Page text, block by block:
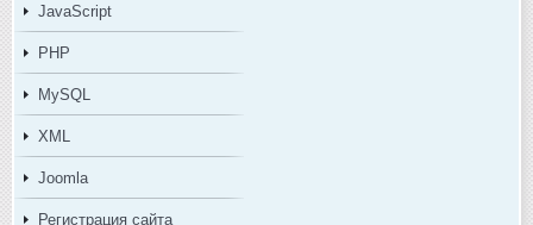
JavaScript
PHP
MySQL
XML
Joomla
Регистрация сайта